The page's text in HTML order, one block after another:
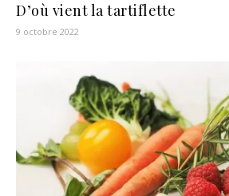
D’où vient la tartiflette
9 octobre 2022